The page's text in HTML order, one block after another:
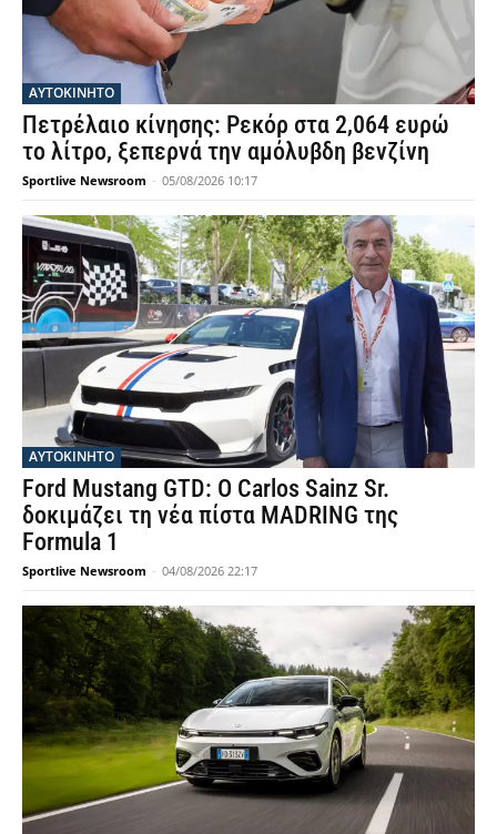
ΑΥΤΟΚΙΝΗΤΟ
Πετρέλαιο κίνησης: Ρεκόρ στα 2,064 ευρώ
το λίτρο, ξεπερνά την αμόλυβδη βενζίνη
Sportlive Newsroom - 05/08/2026 10:17
ΑΥΤΟΚΙΝΗΤΟ
Ford Mustang GTD: Ο Carlos Sainz Sr.
δοκιμάζει τη νέα πίστα MADRING της
Formula 1
Sportlive Newsroom - 04/08/2026 22:17